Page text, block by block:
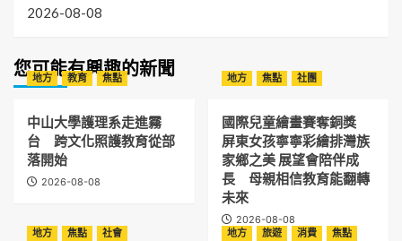
2026-08-08
您可能有興趣的新聞
地方 教育 焦點
中山大學護理系走進霧
台 跨文化照護教育從部
落開始
2026-08-08
地方 焦點 社團
國際兒童繪畫賽奪銅獎
屏東女孩寧寧彩繪排灣族
家鄉之美 展望會陪伴成
長 母親相信教育能翻轉
未來
2026-08-08
地方
焦點 社會 地方 旅遊 消費 焦點